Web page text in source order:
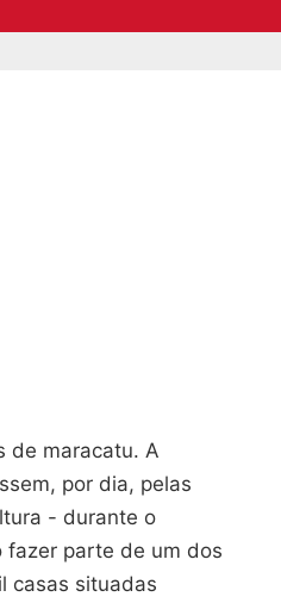
de maracatu. A
por dia, pelas
- durante o
fazer parte de um dos
casas situadas